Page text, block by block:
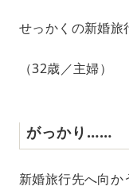
せっかくの新婚旅
（32歳／主婦）
がっかり……
新婚旅行先へ向か